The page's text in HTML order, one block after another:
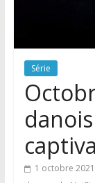
Série
1 octobre 2021